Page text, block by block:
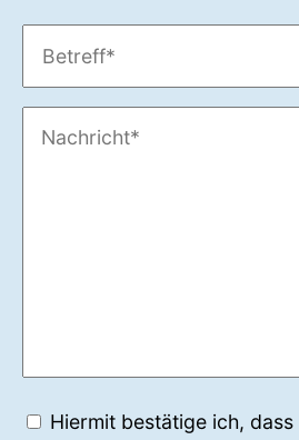
Hiermit bestätige ich, dass